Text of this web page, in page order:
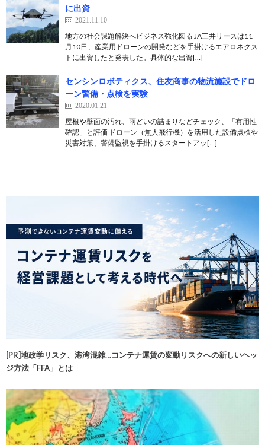
に出資
2021.11.10
地方の社会課題解決へビジネス強化図る JA三井リースは11
月10日、産業用ドローンの開発などを手掛けるエアロネクス
トに出資したと発表した。具体的な出資[…]
センシンロボティクス、住友商事の物流施設でドロ
ーン警備・点検を実験
2020.01.21
屋根や壁面の汚れ、雨どいの詰まりなどチェック、「有用性
確認」と評価 ドローン（無人飛行機）を活用した設備点検や
災害対策、警備監視を手掛けるスタートアッ[…]
[PR]地政学リスク、港湾混雑…コンテナ運賃の変動リスクへの新しいヘッ
ジ方法「FFA」とは